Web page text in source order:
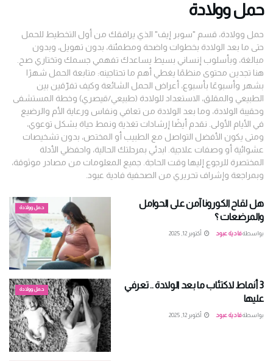
حمل وولادة
حمل وولادة، قسم "سوبر إيف" الذي يرافقك من أول التخطيط للحمل
حتى ما بعد الولادة بخطوات واضحة ومطمئنة، بدون تهويل، وبدون
مبالغة، وبأسلوب إنساني بسيط يساعدك تفهمي جسمك وتختاري صح.
هنا تجدين محتوى منظمًا يغطي أهم ما تحتاجينه: متابعة الحمل شهرًا
بشهر وأسبوعًا بأسبوع، أعراض الحمل الشائعة وكيف تفرّقين بين
الطبيعي والمقلق، الاستعداد للولادة (طبيعي/قيصري) وخطة المستشفى
وحقيبة الولادة، وما بعد الولادة من تعافي ونفاس ورعاية الأم والرضيع
في الأيام الأولى. نقدم أيضًا إرشادات تغذية ونمط حياة بشكل توعوي،
ومتى يكون الأفضل التواصل مع الطبيب أو المختص، بدون تشخيصات
عشوائية أو وصفات علاجية. ابدئي بمرحلتك الحالية، واحفظي الأدلة
المختصرة للرجوع إليها وقت الحاجة. جميع المعلومات من مصادر موثوقة،
وبمراجعة وإشراف تحريري من الصحفية فادية عبود.
حمل وولادة
هل لقاح الكورونا آمن على الحوامل
والمرضعات ؟
بواسطةفادية عبود أكتوبر 12, 2025
حمل وولادة
3 أنماط لاكتئاب ما بعد الولادة .. تعرفي
عليها
بواسطةفادية عبود أكتوبر 12, 2025